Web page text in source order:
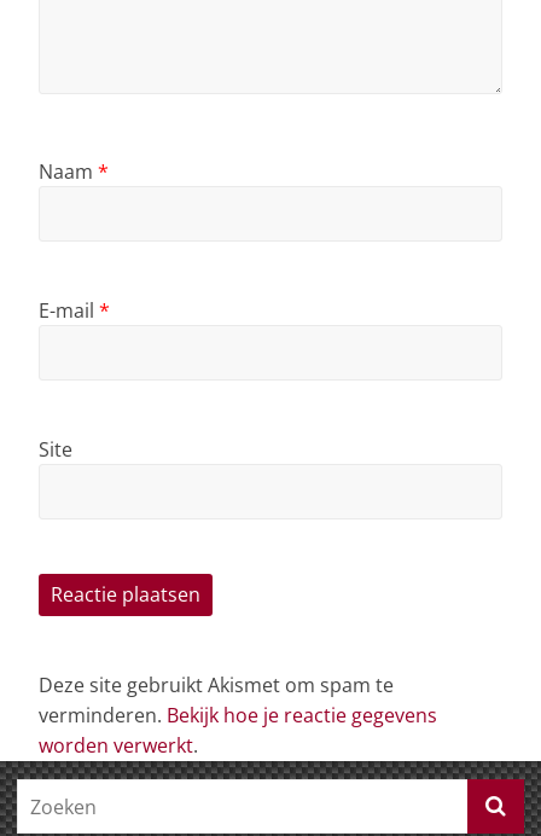
Naam *
E-mail *
Site
Deze site gebruikt Akismet om spam te
verminderen. Bekijk hoe je reactie gegevens
worden verwerkt.